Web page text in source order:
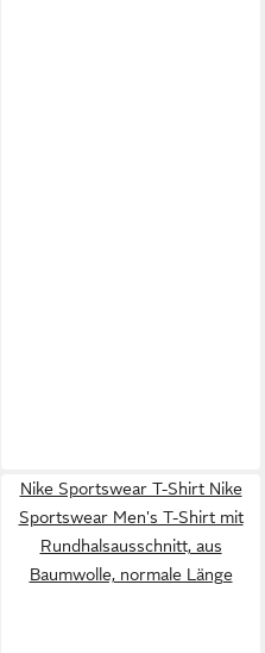
Nike Sportswear T-Shirt Nike
Sportswear Men's T-Shirt mit
Rundhalsausschnitt, aus
Baumwolle, normale Länge